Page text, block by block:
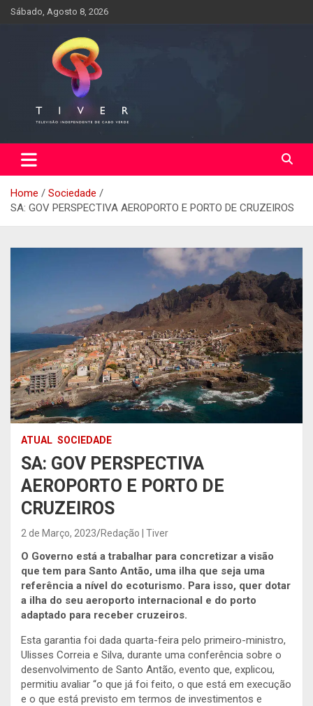
SkipSábado, Agosto 8, 2026
Home
Sociedade
SA: GOV PERSPECTIVA AEROPORTO E PORTO DE CRUZEIROS
ATUAL SOCIEDADE
SA: GOV PERSPECTIVA
AEROPORTO E PORTO DE
CRUZEIROS
2 de Março, 2023 Redação | Tiver
O Governo está a trabalhar para concretizar a visão
que tem para Santo Antão, uma ilha que seja uma
referência a nível do ecoturismo. Para isso, quer dotar
a ilha do seu aeroporto internacional e do porto
adaptado para receber cruzeiros.
Esta garantia foi dada quarta-feira pelo primeiro-ministro,
Ulisses Correia e Silva, durante uma conferência sobre o
desenvolvimento de Santo Antão, evento que, explicou,
permitiu avaliar “o que já foi feito, o que está em execução
e o que está previsto em termos de investimentos e